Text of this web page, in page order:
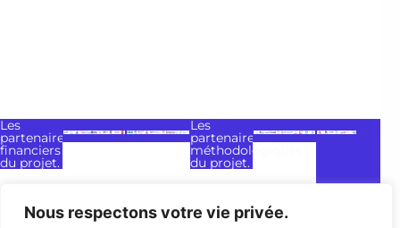
Nous respectons votre vie privée.
Les
partenaires
financiers
du projet.
Les
partenaires
méthodologiques
du projet.